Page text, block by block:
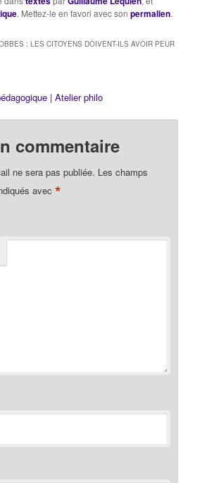
. Mettez-le en favori avec sonpermalien.
: LES CITOYENS DOIVENT-ILS AVOIR PEUR
| Atelier philo
commentaire
ne sera pas publiée. Les champs
avec*